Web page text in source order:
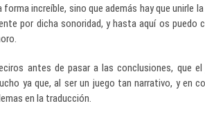
forma increíble, sino que además hay que
por dicha sonoridad, y hasta aquí os puedo
antes de pasar a las conclusiones, que
ya que, al ser un juego tan narrativo, y en
en la traducción.